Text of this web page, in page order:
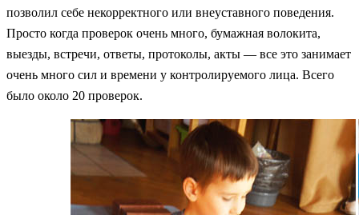
позволил себе некорректного или внеуставного поведения.
Просто когда проверок очень много, бумажная волокита,
выезды, встречи, ответы, протоколы, акты — все это занимает
очень много сил и времени у контролируемого лица. Всего
было около 20 проверок.